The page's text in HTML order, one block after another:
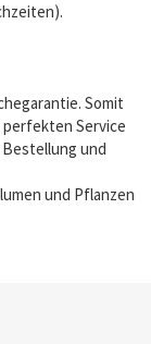
Somit
Service
und
und Pflanzen